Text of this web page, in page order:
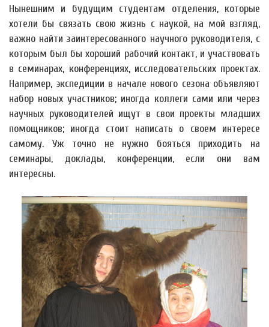
Нынешним и будущим студентам отделения, которые
хотели бы связать свою жизнь с наукой, на мой взгляд,
важно найти заинтересованного научного руководителя, с
которым был бы хороший рабочий контакт, и участвовать
в семинарах, конференциях, исследовательских проектах.
Например, экспедиции в начале нового сезона объявляют
набор новых участников; иногда коллеги сами или через
научных руководителей ищут в свои проекты младших
помощников; иногда стоит написать о своем интересе
самому. Уж точно не нужно бояться приходить на
семинары, доклады, конференции, если они вам
интересны.